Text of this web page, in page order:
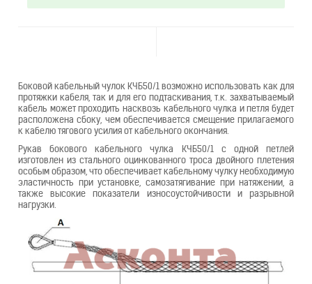
Боковой кабельный чулок КЧБ50/1 возможно использовать как для
протяжки кабеля, так и для его подтаскивания, т.к. захватываемый
кабель может проходить насквозь кабельного чулка и петля будет
расположена сбоку, чем обеспечивается смещение прилагаемого
к кабелю тягового усилия от кабельного окончания.
Рукав бокового кабельного чулка КЧБ50/1 с одной петлей
изготовлен из стального оцинкованного троса двойного плетения
особым образом, что обеспечивает кабельному чулку необходимую
эластичность при установке, самозатягивание при натяжении, а
также высокие показатели износоустойчивости и разрывной
нагрузки.